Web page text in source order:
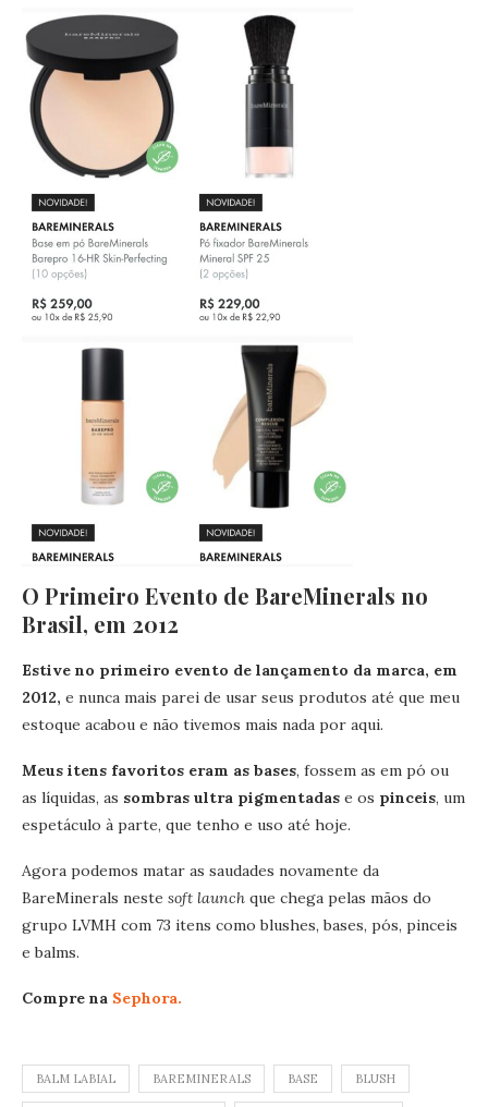
O Primeiro Evento de BareMinerals no
Brasil, em 2012
Estive no primeiro evento de lançamento da marca, em
2012, e nunca mais parei de usar seus produtos até que meu
estoque acabou e não tivemos mais nada por aqui.
Meus itens favoritos eram as bases, fossem as em pó ou
as líquidas, as sombras ultra pigmentadas e os pinceis, um
espetáculo à parte, que tenho e uso até hoje.
Agora podemos matar as saudades novamente da
BareMinerals neste soft launch que chega pelas mãos do
grupo LVMH com 73 itens como blushes, bases, pós, pinceis
e balms.
Compre na Sephora.
BALM LABIAL BAREMINERALS BASE BLUSH